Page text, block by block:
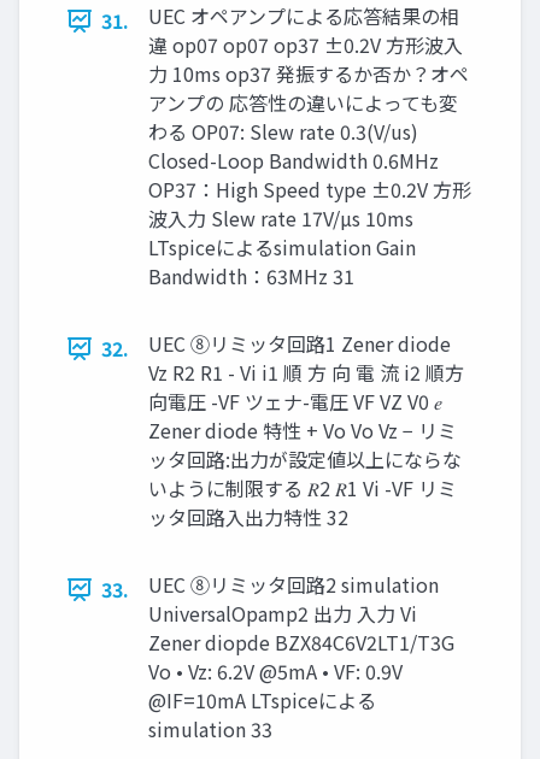
31.
UEC オペアンプによる応答結果の相
違 op07 op07 op37 ±0.2V 方形波入
力 10ms op37 発振するか否か？オペ
アンプの 応答性の違いによっても変
わる OP07: Slew rate 0.3(V/us)
Closed-Loop Bandwidth 0.6MHz
OP37：High Speed type ±0.2V 方形
波入力 Slew rate 17V/µs 10ms
LTspiceによるsimulation Gain
Bandwidth：63MHz 31
32.
UEC ⑧リミッタ回路1 Zener diode
Vz R2 R1 - Vi i1 順 方 向 電 流 i2 順方
向電圧 -VF ツェナ-電圧 VF VZ V0 𝑒
Zener diode 特性 + Vo Vo Vz − リミ
ッタ回路:出力が設定値以上にならな
いように制限する 𝑅2 𝑅1 Vi -VF リミ
ッタ回路入出力特性 32
33.
UEC ⑧リミッタ回路2 simulation
UniversalOpamp2 出力 入力 Vi
Zener diopde BZX84C6V2LT1/T3G
Vo • Vz: 6.2V @5mA • VF: 0.9V
@IF=10mA LTspiceによる
simulation 33